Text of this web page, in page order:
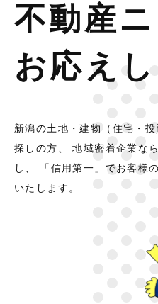
不動産
お応え
新潟の土地・建物（住宅・
探しの方、
地域密着企業な
し、
「信用第一」でお客様
いたします。